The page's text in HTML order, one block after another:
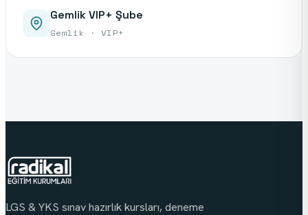
Gemlik VIP+ Şube
Gemlik · VIP+
LGS & YKS sınav hazırlık kursları, deneme